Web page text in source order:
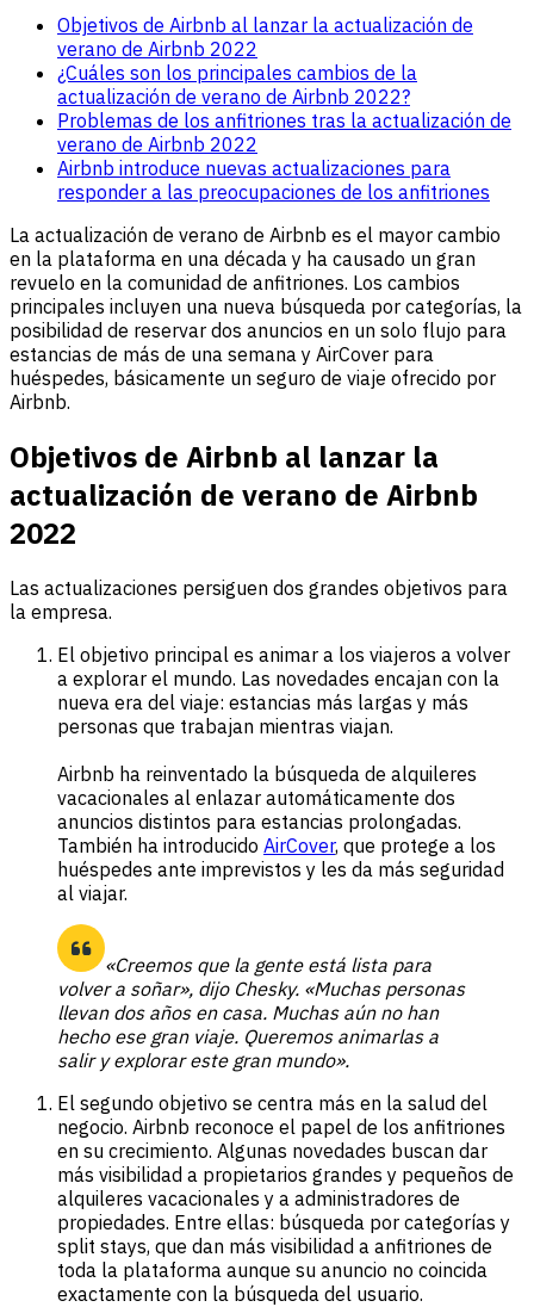
Objetivos de Airbnb al lanzar la actualización de
verano de Airbnb 2022
¿Cuáles son los principales cambios de la
actualización de verano de Airbnb 2022?
Problemas de los anfitriones tras la actualización de
verano de Airbnb 2022
Airbnb introduce nuevas actualizaciones para
responder a las preocupaciones de los anfitriones
La actualización de verano de Airbnb es el mayor cambio
en la plataforma en una década y ha causado un gran
revuelo en la comunidad de anfitriones. Los cambios
principales incluyen una nueva búsqueda por categorías, la
posibilidad de reservar dos anuncios en un solo flujo para
estancias de más de una semana y AirCover para
huéspedes, básicamente un seguro de viaje ofrecido por
Airbnb.
Objetivos de Airbnb al lanzar la
actualización de verano de Airbnb
2022
Las actualizaciones persiguen dos grandes objetivos para
la empresa.
El objetivo principal es animar a los viajeros a volver
a explorar el mundo. Las novedades encajan con la
nueva era del viaje: estancias más largas y más
personas que trabajan mientras viajan.
Airbnb ha reinventado la búsqueda de alquileres
vacacionales al enlazar automáticamente dos
anuncios distintos para estancias prolongadas.
También ha introducido AirCover, que protege a los
huéspedes ante imprevistos y les da más seguridad
al viajar.
«Creemos que la gente está lista para
volver a soñar», dijo Chesky. «Muchas personas
llevan dos años en casa. Muchas aún no han
hecho ese gran viaje. Queremos animarlas a
salir y explorar este gran mundo».
El segundo objetivo se centra más en la salud del
negocio. Airbnb reconoce el papel de los anfitriones
en su crecimiento. Algunas novedades buscan dar
más visibilidad a propietarios grandes y pequeños de
alquileres vacacionales y a administradores de
propiedades. Entre ellas: búsqueda por categorías y
split stays, que dan más visibilidad a anfitriones de
toda la plataforma aunque su anuncio no coincida
exactamente con la búsqueda del usuario.